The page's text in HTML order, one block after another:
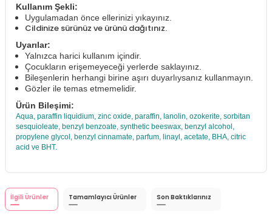
Kullanım Şekli:
Uygulamadan önce ellerinizi yıkayınız.
Cildinize sürünüz ve ürünü dağıtınız.
Uyarılar:
Yalnızca harici kullanım içindir.
Çocukların erişemeyeceği yerlerde saklayınız.
Bileşenlerin herhangi birine aşırı duyarlıysanız kullanmayın.
Gözler ile temas etmemelidir.
Ürün Bileşimi:
Aqua, paraffin liquidium, zinc oxide, paraffin, lanolin, ozokerite, sorbitan
sesquioleate, benzyl benzoate, synthetic beeswax, benzyl alcohol,
propylene glycol, benzyl cinnamate, parfum, linayl, acetate, BHA, citric
acid ve BHT.
İlgili Ürünler Tamamlayıcı Ürünler Son Baktıklarınız